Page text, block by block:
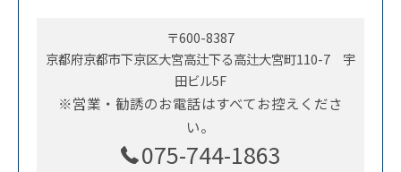
〒600-8387
京都府京都市下京区大宮高辻下る高辻大宮町110-7 宇
田ビル5F
※営業・勧誘のお電話はすべてお控えくださ
い。
075-744-1863